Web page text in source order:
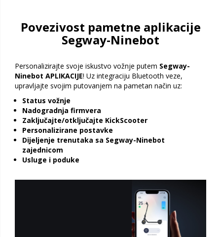
Povezivost pametne aplikacije
Segway-Ninebot
Personalizirajte svoje iskustvo vožnje putem Segway-
Ninebot APLIKACIJE! Uz integraciju Bluetooth veze,
upravljajte svojim putovanjem na pametan način uz:
Status vožnje
Nadogradnja firmvera
Zaključajte/otključajte KickScooter
Personalizirane postavke
Dijeljenje trenutaka sa Segway-Ninebot
zajednicom
Usluge i poduke